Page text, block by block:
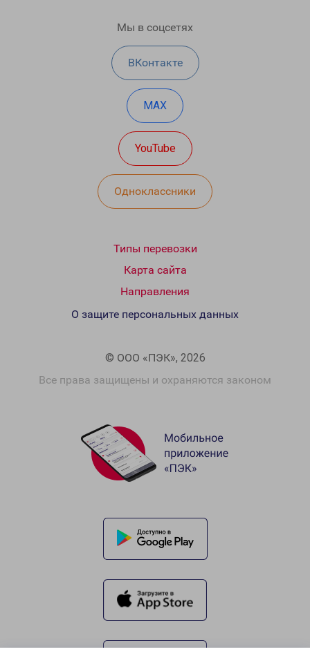
Мы в соцсетях
ВКонтакте
MAX
YouTube
Одноклассники
Типы перевозки
Карта сайта
Направления
© ООО «ПЭК», 2026
Все права защищены и охраняются законом
О защите персональных данных